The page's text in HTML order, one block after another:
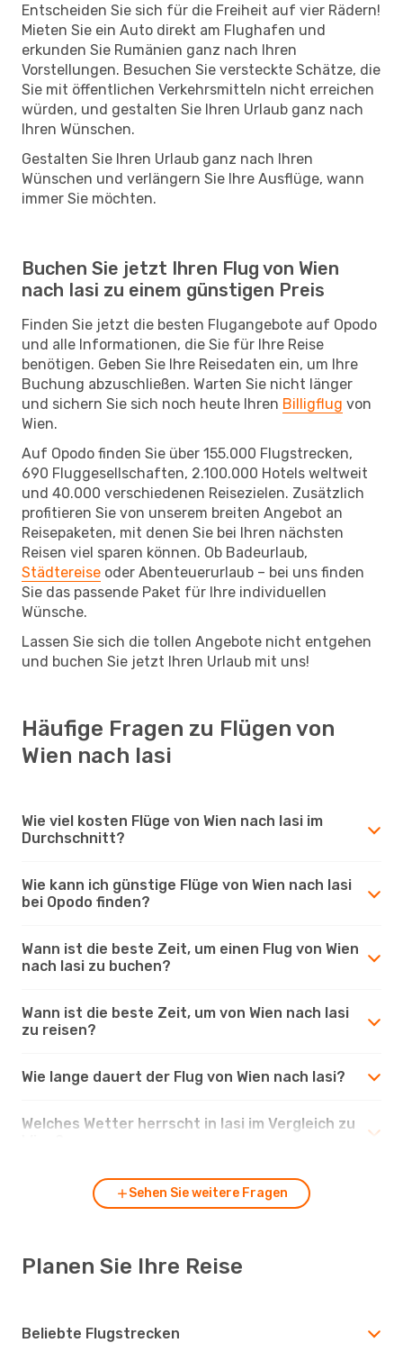
Entscheiden Sie sich für die Freiheit auf vier Rädern!
Mieten Sie ein Auto direkt am Flughafen und
erkunden Sie Rumänien ganz nach Ihren
Vorstellungen. Besuchen Sie versteckte Schätze, die
Sie mit öffentlichen Verkehrsmitteln nicht erreichen
würden, und gestalten Sie Ihren Urlaub ganz nach
Ihren Wünschen.
Gestalten Sie Ihren Urlaub ganz nach Ihren
Wünschen und verlängern Sie Ihre Ausflüge, wann
immer Sie möchten.
Buchen Sie jetzt Ihren Flug von Wien
nach Iasi zu einem günstigen Preis
Finden Sie jetzt die besten Flugangebote auf Opodo
und alle Informationen, die Sie für Ihre Reise
benötigen. Geben Sie Ihre Reisedaten ein, um Ihre
Buchung abzuschließen. Warten Sie nicht länger
und sichern Sie sich noch heute Ihren Billigflug von
Wien.
Auf Opodo finden Sie über 155.000 Flugstrecken,
690 Fluggesellschaften, 2.100.000 Hotels weltweit
und 40.000 verschiedenen Reisezielen. Zusätzlich
profitieren Sie von unserem breiten Angebot an
Reisepaketen, mit denen Sie bei Ihren nächsten
Reisen viel sparen können. Ob Badeurlaub,
Städtereise oder Abenteuerurlaub – bei uns finden
Sie das passende Paket für Ihre individuellen
Wünsche.
Lassen Sie sich die tollen Angebote nicht entgehen
und buchen Sie jetzt Ihren Urlaub mit uns!
Häufige Fragen zu Flügen von
Wien nach Iasi
Wie viel kosten Flüge von Wien nach Iasi im
Durchschnitt?
Wie kann ich günstige Flüge von Wien nach Iasi
bei Opodo finden?
Wann ist die beste Zeit, um einen Flug von Wien
nach Iasi zu buchen?
Wann ist die beste Zeit, um von Wien nach Iasi
zu reisen?
Wie lange dauert der Flug von Wien nach Iasi?
Welches Wetter herrscht in Iasi im Vergleich zu
Sehen Sie weitere Fragen
Planen Sie Ihre Reise
Beliebte Flugstrecken